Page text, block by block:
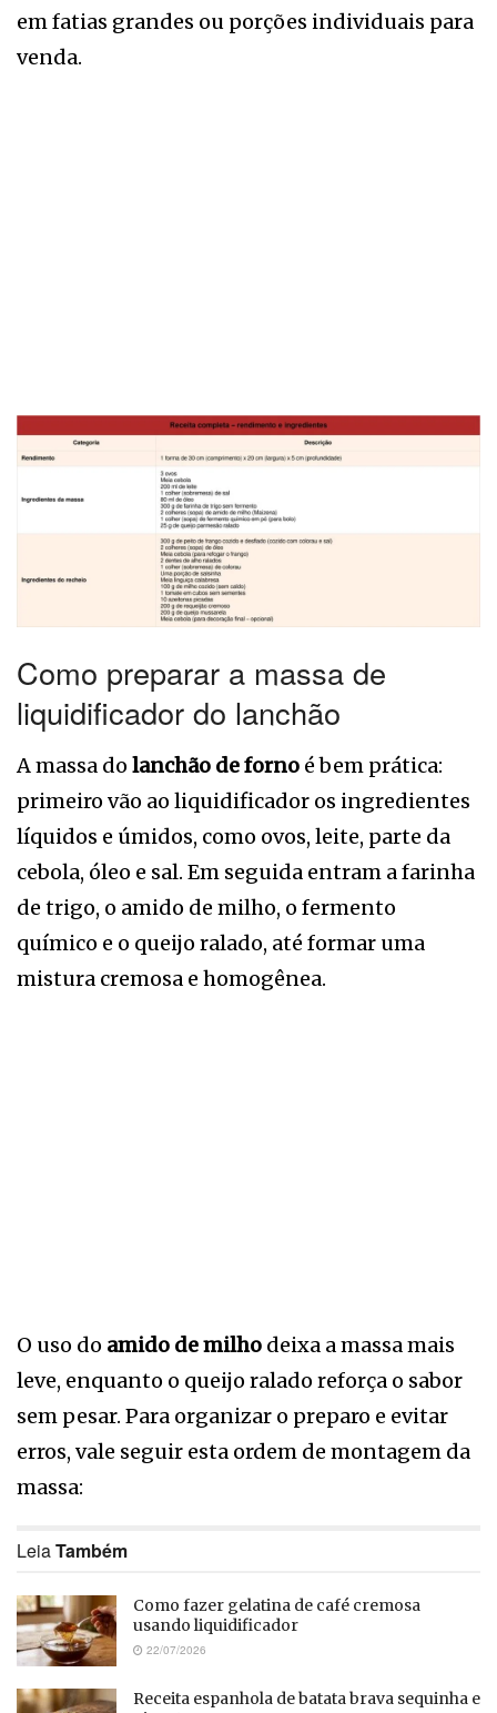
em fatias grandes ou porções individuais para
venda.
Como preparar a massa de
liquidificador do lanchão
A massa do lanchão de forno é bem prática:
primeiro vão ao liquidificador os ingredientes
líquidos e úmidos, como ovos, leite, parte da
cebola, óleo e sal. Em seguida entram a farinha
de trigo, o amido de milho, o fermento
químico e o queijo ralado, até formar uma
mistura cremosa e homogênea.
O uso do amido de milho deixa a massa mais
leve, enquanto o queijo ralado reforça o sabor
sem pesar. Para organizar o preparo e evitar
erros, vale seguir esta ordem de montagem da
massa:
LeiaTambém
Como fazer gelatina de café cremosa
usando liquidificador
22/07/2026
Receita espanhola de batata brava sequinha e